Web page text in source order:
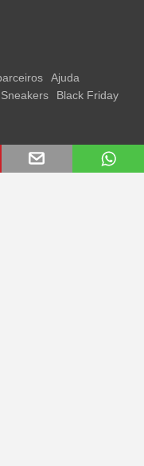
Ajuda
Black Friday